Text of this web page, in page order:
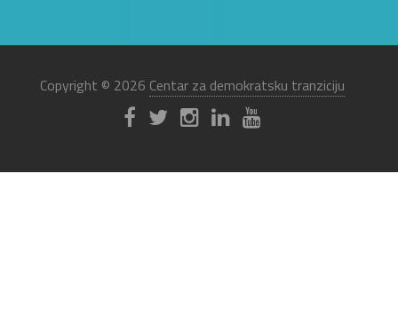
Copyright © 2026 Centar za demokratsku tranziciju